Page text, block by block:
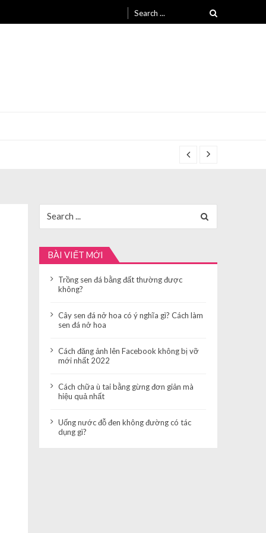
for:
for:
BÀI VIẾT MỚI
Trồng sen đá bằng đất thường được
không?
Cây sen đá nở hoa có ý nghĩa gì? Cách làm
sen đá nở hoa
Cách đăng ảnh lên Facebook không bị vỡ
mới nhất 2022
Cách chữa ù tai bằng gừng đơn giản mà
hiệu quả nhất
Uống nước đỗ đen không đường có tác
dụng gì?